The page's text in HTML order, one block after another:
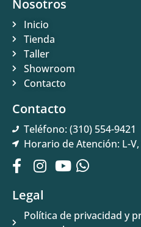
Nosotros
Inicio
Tienda
Taller
Showroom
Contacto
Contacto
Teléfono: (310) 554-9421
Horario de Atención: L-V,
Legal
Política de privacidad y